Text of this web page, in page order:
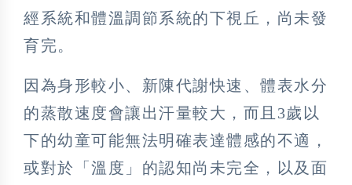
經系統和體溫調節系統的下視丘，尚未發
育完。
因為身形較小、新陳代謝快速、體表水分
的蒸散速度會讓出汗量較大，而且3歲以
下的幼童可能無法明確表達體感的不適，
或對於「溫度」的認知尚未完全，以及面